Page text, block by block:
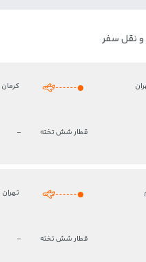
نقل سفر
کرمان
قطار شش تخته -
تهران
قطار شش تخته -